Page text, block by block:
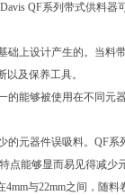
QF系列带式供料器
上设计产生的。当料
及保养工具。
能够被使用在不同元
元器件误吸料。QF系
能够显而易见得减少
与22mm之间，随料